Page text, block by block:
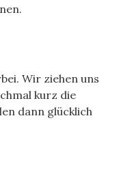
Wir ziehen uns
kurz die
dann glücklich